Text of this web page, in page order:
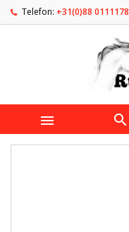
Telefon: +31(0)88 0111178
 